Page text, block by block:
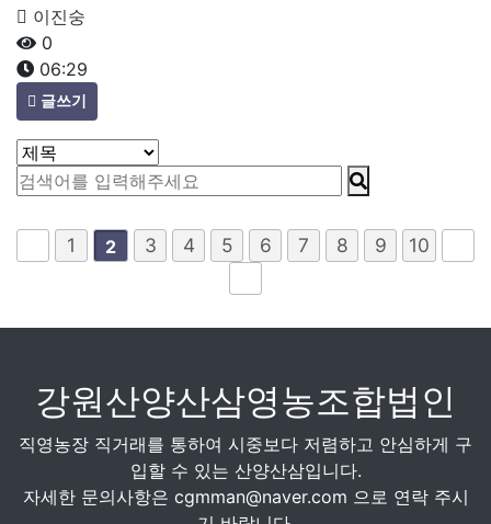
이진숭
0
06:29
글쓰기
1 2 3 4 5 6 7 8 9 10
강원산양산삼영농조합법인
직영농장 직거래를 통하여 시중보다 저렴하고 안심하게 구
입할 수 있는 산양산삼입니다.
자세한 문의사항은 cgmman@naver.com 으로 연락 주시